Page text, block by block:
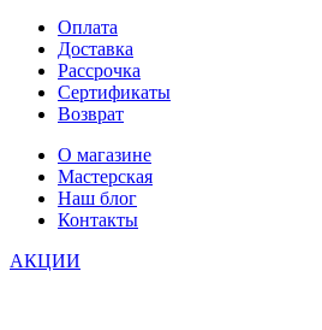
Оплата
Доставка
Рассрочка
Сертификаты
Возврат
О магазине
Мастерская
Наш блог
Контакты
АКЦИИ